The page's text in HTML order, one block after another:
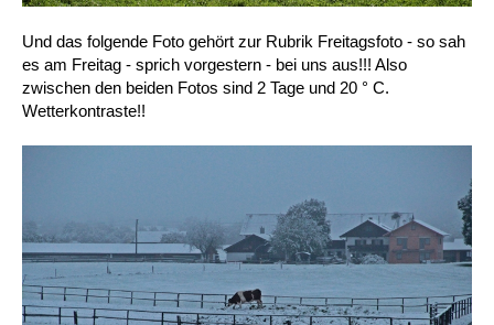
Und das folgende Foto gehört zur Rubrik Freitagsfoto - so sah
es am Freitag - sprich vorgestern - bei uns aus!!! Also
zwischen den beiden Fotos sind 2 Tage und 20 ° C.
Wetterkontraste!!